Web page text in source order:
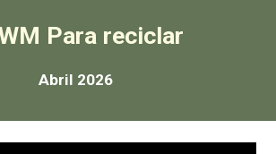
Para reciclar
Abril 2026